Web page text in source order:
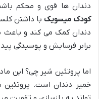
دندان ها قوی و محکم
کودک میسویک با داشتن
دندان کمک می کند و باعث
برابر فرسایش و پوسیدگی
اما پروتئین شیر چی؟ این
خمیر دندان است. پروتئین